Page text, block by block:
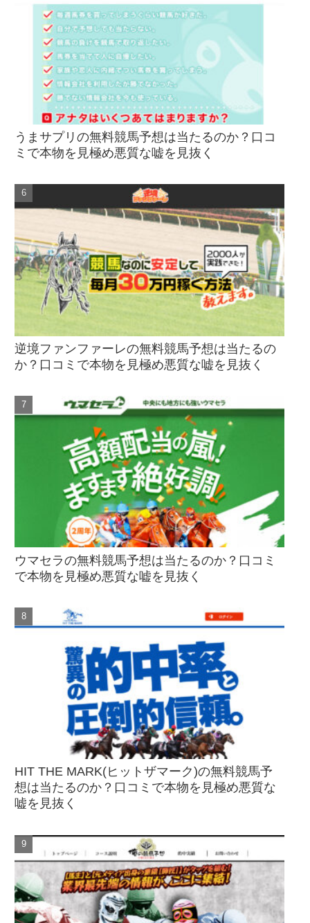
うまサプリの無料競馬予想は当たるのか？口コ
ミで本物を見極め悪質な嘘を見抜く
逆境ファンファーレの無料競馬予想は当たるの
か？口コミで本物を見極め悪質な嘘を見抜く
ウマセラの無料競馬予想は当たるのか？口コミ
で本物を見極め悪質な嘘を見抜く
HIT THE MARK(ヒットザマーク)の無料競馬予
想は当たるのか？口コミで本物を見極め悪質な
嘘を見抜く